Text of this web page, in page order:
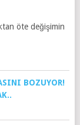
öte değişimin
BOZUYOR!